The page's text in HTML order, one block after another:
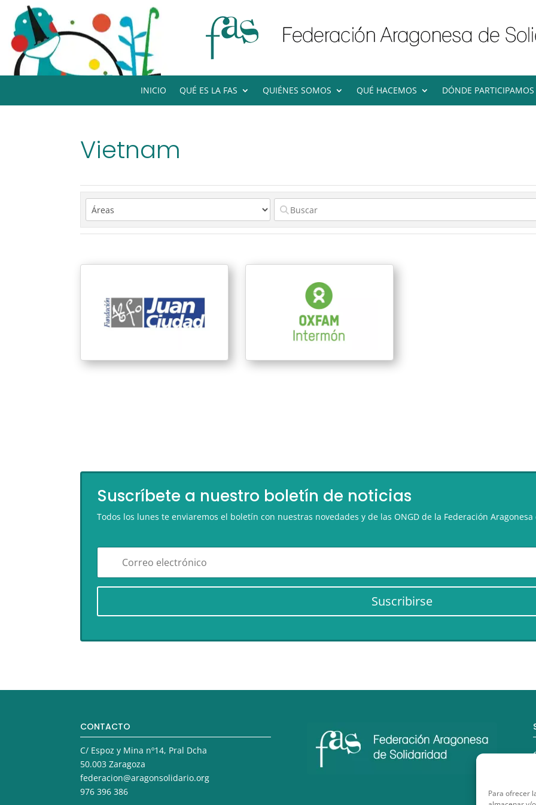
Para ofrecer
INICIO QUÉ ES LA FAS QUIÉNES SOMOS QUÉ HACEMOS DÓNDE PARTICIPAMOS
Vietnam
Suscríbete a nuestro boletín de noticias
Todos los lunes te enviaremos el boletín con nuestras novedades y de las ONGD de la Federación
Suscribirse
CONTACTO
C/ Espoz y Mina nº14, Pral Dcha
50.003 Zaragoza
federacion@aragonsolidario.org
976 396 386